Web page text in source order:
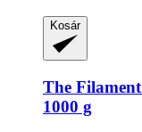
Kosár
The Filament
1000 g